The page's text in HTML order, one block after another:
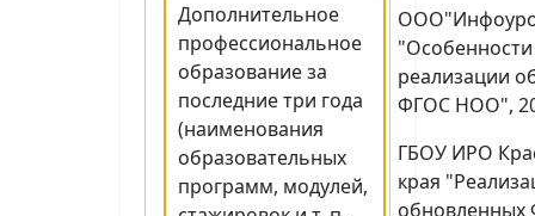
Дополнительное
профессиональное
образование за
последние три года
(наименования
образовательных
программ, модулей,
реализации
ФГОС НОО",
ГБОУ ИРО
края